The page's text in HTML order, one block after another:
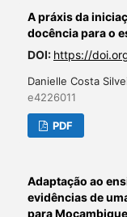
A práxis da
docência para o
DOI: https://
Danielle Costa
e4226011
PDF
Adaptação ao
evidências de
para Moçambique